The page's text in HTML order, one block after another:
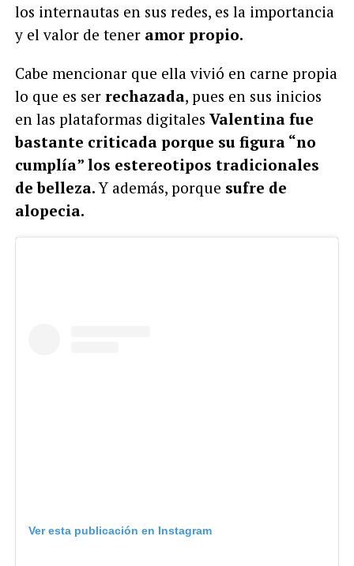
los internautas en sus redes, es la importancia
y el valor de tener amor propio.
Cabe mencionar que ella vivió en carne propia
lo que es ser rechazada, pues en sus inicios
en las plataformas digitales Valentina fue
bastante criticada porque su figura “no
cumplía” los estereotipos tradicionales
de belleza.Y además, porque sufre de
alopecia.
Ver esta publicación en Instagram